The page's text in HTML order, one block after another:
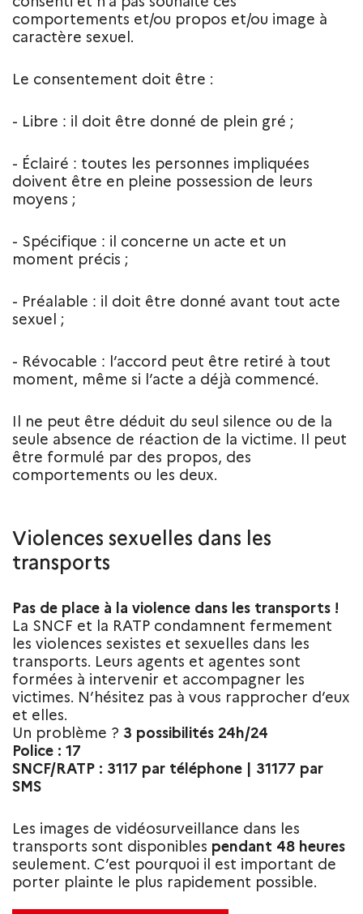
comportements et/ou propos et/ou image à
caractère sexuel.
Le consentement doit être :
- Libre : il doit être donné de plein gré ;
- Éclairé : toutes les personnes impliquées
doivent être en pleine possession de leurs
moyens ;
- Spécifique : il concerne un acte et un
moment précis ;
- Préalable : il doit être donné avant tout acte
sexuel ;
- Révocable : l’accord peut être retiré à tout
moment, même si l’acte a déjà commencé.
Il ne peut être déduit du seul silence ou de la
seule absence de réaction de la victime. Il peut
être formulé par des propos, des
comportements ou les deux.
Violences sexuelles dans les
transports
Pas de place à la violence dans les transports !
La SNCF et la RATP condamnent fermement
les violences sexistes et sexuelles dans les
transports. Leurs agents et agentes sont
formées à intervenir et accompagner les
victimes. N’hésitez pas à vous rapprocher d’eux
et elles.
Un problème ? 3 possibilités 24h/24
Police : 17
SNCF/RATP : 3117 par téléphone | 31177 par
SMS
Les images de vidéosurveillance dans les
transports sont disponibles pendant 48 heures
seulement. C’est pourquoi il est important de
porter plainte le plus rapidement possible.